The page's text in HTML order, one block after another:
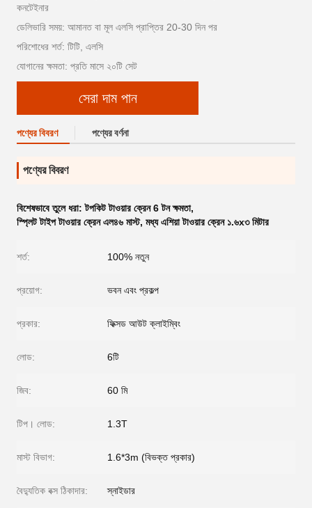
কনটেইনার
ডেলিভারি সময়: আমানত বা মূল এলসি প্রাপ্তির 20-30 দিন পর
পরিশোধের শর্ত: টিটি, এলসি
যোগানের ক্ষমতা: প্রতি মাসে ২০টি সেট
সেরা দাম পান
পণ্যের বিবরণ পণ্যের বর্ণনা
পণ্যের বিবরণ
বিশেষভাবে তুলে ধরা:টপকিট টাওয়ার ক্রেন 6 টন ক্ষমতা,
স্প্লিট টাইপ টাওয়ার ক্রেন এল৪৬ মাস্ট, মধ্য এশিয়া টাওয়ার ক্রেন ১.৬x৩ মিটার
শর্ত: 100% নতুন
প্রয়োগ: ভবন এবং প্রকল্প
প্রকার: ফিক্সড আউট ক্লাইম্বিং
লোড: 6টি
জিব: 60 মি
টিপ। লোড: 1.3T
মাস্ট বিভাগ: 1.6*3m (বিভক্ত প্রকার)
বৈদ্যুতিক বক্স ঠিকাদার: স্নাইডার